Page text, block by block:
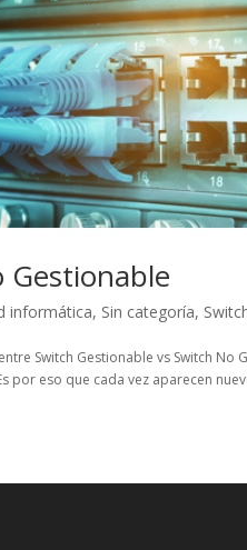
Gestionable
informática, Sin categoría,
Switch Gestionable vs Switch No
eso que cada vez aparecen